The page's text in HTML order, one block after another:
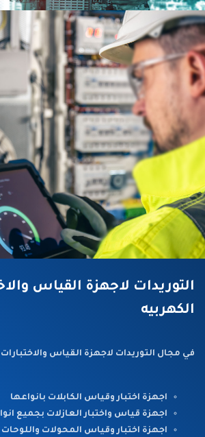
التوريدات لاجهزة القياس
الكهربيه
في مجال التوريدات لاجهزة القياس
اجهزة اختبار وقياس الكابلات بانواعها
اجهزة قياس واختبار العازلات بجميع
اجهزة اختبار وقياس المحولات واللوحات